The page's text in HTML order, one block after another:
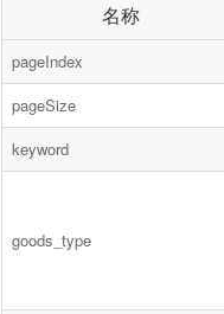
名称
pageIndex
pageSize
keyword
goods_type